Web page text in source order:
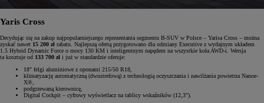
Yaris Cross
Decydując się na zakup najpopularniejszego reprezentanta segmentu B-SUV w Polsce – Yarisa Cross – można
zyskać nawet 15 200 zł rabatu. Najlepszą ofertą przygotowano dla odmiany Executive z wydajnym układem
1.5 Hybrid Dynamic Force o mocy 130 KM i inteligentnym napędem na wszystkie koła AWD-i. Wersja
ta kosztuje od 133 700 zł i już w standardzie oferuje:
18" felgi aluminiowe z oponami 215/50 R18,
klimatyzację automatyczną (dwustrefową) z technologią oczyszczania i nawilżania powietrza Nanoe-
X®,
podgrzewaną kierownicę,
Digital Cockpit – cyfrowy wyświetlacz na tablicy wskaźników (12,3").